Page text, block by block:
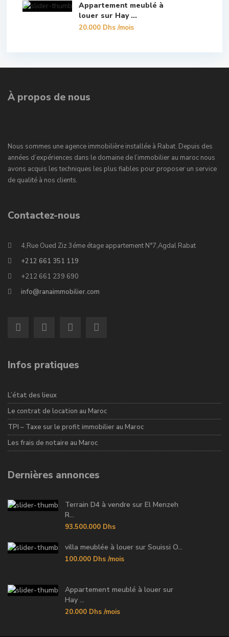
Appartement meublé à
louer sur Hay ...
20.000 Dhs/mois
À propos de nous
Nous sommes une agence immobilière installée à Rabat. Depuis des
années d’expériences dans le domaine de l’immobilier au maroc nous
avons acquis les techniques les plus fiables pour proposer un service
de qualité à nos clients.
Contactez-nous
4,Rue Oued Ziz 3éme étage appartement N°7,Agdal Rabat
+212 661 351 119
+212 661 239 690
info@ranaimmobilier.com
Infos pratiques
L’état des lieux
Le contrat de location au Maroc
TPI – Taxe sur le profit immobilier au Maroc
Les frais de notaire au Maroc
Dernières annonces
Terrain D4 à vendre sur El Menzeh
R...
93.500.000 Dhs
villa meublée à louer sur Souissi O...
100.000 Dhs /mois
Appartement meublé à louer sur
Hay ...
20.000 Dhs /mois